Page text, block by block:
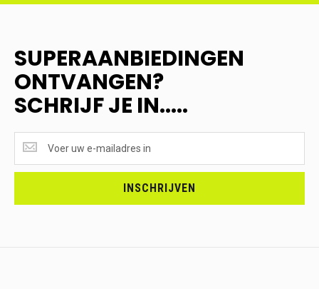
SUPERAANBIEDINGEN
ONTVANGEN?
SCHRIJF JE IN.....
ONTVANGEN?
<br>SCHRIJF
INSCHRIJVEN